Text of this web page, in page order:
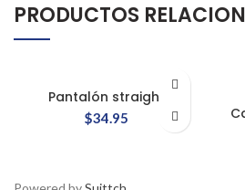
PRODUCTOS
Pantalón straight
$34.95